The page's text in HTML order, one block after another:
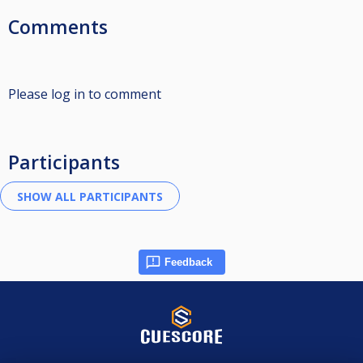
Comments
Please log in to comment
Participants
Feedback